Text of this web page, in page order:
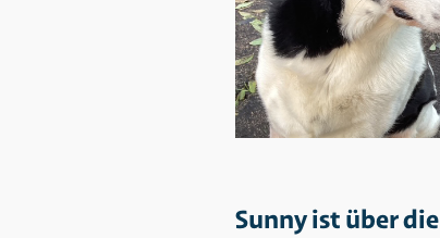
Sunny ist über die